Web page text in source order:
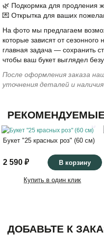
🌿 Подкормка для продления
💌 Открытка для ваших
На фото мы предлагаем
которые зависят от
главная задача — сохранить
чтобы ваш букет выглядел
После оформления заказа
уточнения деталей и
Букет "25 красных роз" (60 см)
2 590 ₽ В корзину
Купить в один клик
ДОБАВЬТЕ К